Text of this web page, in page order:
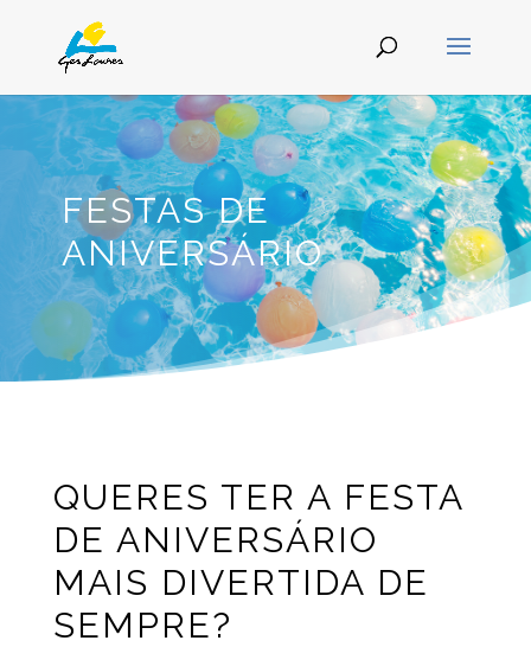
FESTAS DE
ANIVERSÁRIO
QUERES TER A FESTA
DE ANIVERSÁRIO
MAIS DIVERTIDA DE
SEMPRE?